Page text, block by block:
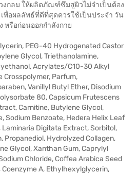
งกลม ให้ผลิตภัณฑ์ซึมสู่ผิวไม่จำเป็นต้อง
เพื่อผลลัพธ์ที่ดีที่สุดควรใช้เป็นประจำ วัน
หรือก่อนออกกำลังกาย
PEG-40 Hydrogenated Castor
Glycol, Triethanolamine,
Acrylates/C10-30 Alkyl
Crosspolymer, Parfum,
Vanillyl Butyl Ether, Disodium
80, Capsicum Frutescens
Carnitine, Butylene Glycol,
Sodium Benzoate, Hedera Helix Leaf
Laminaria Digitata Extract, Sorbitol,
Propanediol, Hydrolyzed Collagen,
Glycol, Xanthan Gum, Caprylyl
Chloride, Coffea Arabica Seed
Coenzyme A, Ethylhexylglycerin,